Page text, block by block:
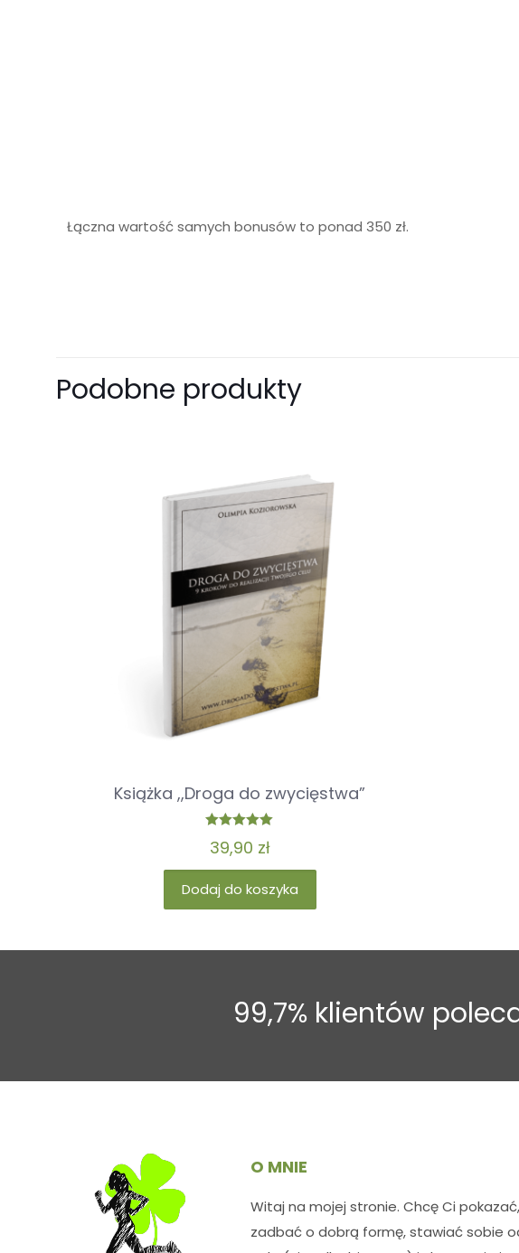
Łączna wartość samych bonusów to ponad 350 zł.
motywacyjnego””
Twoja ocena
Podobne produkty
Książka ,,Droga do zwycięstwa”
5.00
39,90 zł
Dodaj do koszyka
99,7% klientów
O MNIE
Witaj na mojej stronie. Chcę Ci
zadbać o dobrą formę, stawiać sobie